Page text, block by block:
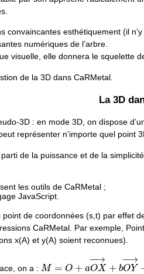
convaincantes esthétiquement (il
numériques de l’arbre.
visuelle, elle donnera le squelette
de la 3D dans CaRMetal.
La 3D
3D : en mode 3D, on dispose
représenter n’importe quel point
de la puissance et de la
les outils de CaRMetal ;
JavaScript.
de coordonnées (s,t) par effet
CaRMetal. Par exemple,
x(A) et y(A) soient reconnues).
on a : M= +a →+b Y→+